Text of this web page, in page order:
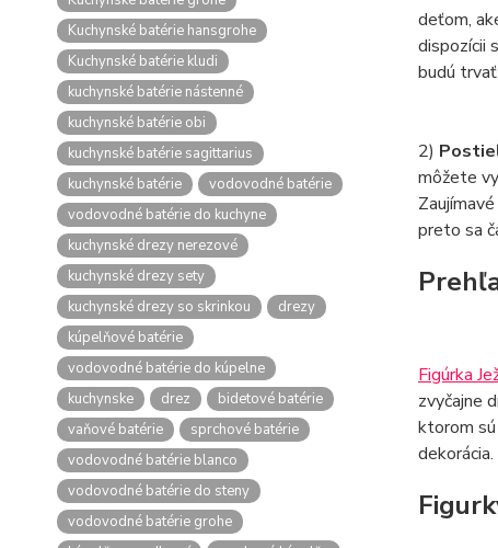
Kuchynské batérie hansgrohe
Kuchynské batérie kludi
kuchynské batérie nástenné
kuchynské batérie obi
kuchynské batérie sagittarius
kuchynské batérie
vodovodné batérie
vodovodné batérie do kuchyne
kuchynské drezy nerezové
kuchynské drezy sety
kuchynské drezy so skrinkou
drezy
kúpelňové batérie
vodovodné batérie do kúpelne
kuchynske
drez
bidetové batérie
vaňové batérie
sprchové batérie
vodovodné batérie blanco
vodovodné batérie do steny
vodovodné batérie grohe
deťom,
dispozícii s
budú
2)
môžete
preto sa
Figúrka
zvyčajne
ktorom
dekorácia.